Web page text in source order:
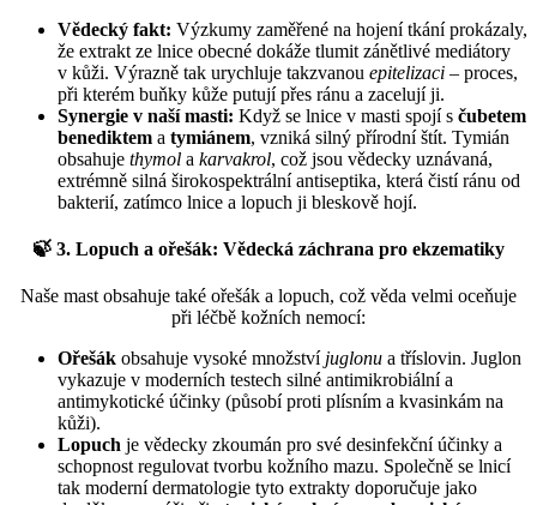
Vědecký fakt: Výzkumy zaměřené na hojení tkání prokázaly,
že extrakt ze lnice obecné dokáže tlumit zánětlivé mediátory
v kůži. Výrazně tak urychluje takzvanou epitelizaci – proces,
při kterém buňky kůže putují přes ránu a zacelují ji.
Synergie v naší masti: Když se lnice v masti spojí s čubetem
benediktem a tymiánem, vzniká silný přírodní štít. Tymián
obsahuje thymol a karvakrol, což jsou vědecky uznávaná,
extrémně silná širokospektrální antiseptika, která čistí ránu od
bakterií, zatímco lnice a lopuch ji bleskově hojí.
🍃 3. Lopuch a ořešák: Vědecká záchrana pro ekzematiky
Naše mast obsahuje také ořešák a lopuch, což věda velmi oceňuje
při léčbě kožních nemocí:
Ořešák obsahuje vysoké množství juglonu a tříslovin. Juglon
vykazuje v moderních testech silné antimikrobiální a
antimykotické účinky (působí proti plísním a kvasinkám na
kůži).
Lopuch je vědecky zkoumán pro své desinfekční účinky a
schopnost regulovat tvorbu kožního mazu. Společně se lnicí
tak moderní dermatologie tyto extrakty doporučuje jako